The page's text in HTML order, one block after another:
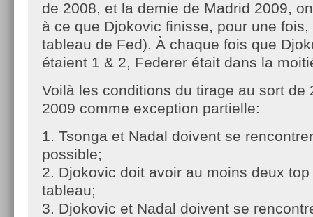
de 2008, et la demie de Madrid 2009,
à ce que Djokovic finisse, pour une
tableau de Fed). À chaque fois que
étaient 1 & 2, Federer était dans la
Voilà les conditions du tirage au sort de
2009 comme exception partielle:
1. Tsonga et Nadal doivent se
possible;
2. Djokovic doit avoir au moins deux
tableau;
3. Djokovic et Nadal doivent se